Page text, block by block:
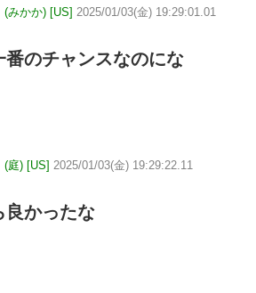
(みかか) [US] 2025/01/03(金) 19:29:01.01
のチャンスなのにな
(庭) [US] 2025/01/03(金) 19:29:22.11
良かったな